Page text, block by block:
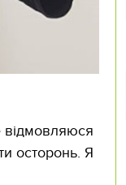
відмовляюся
осторонь. Я